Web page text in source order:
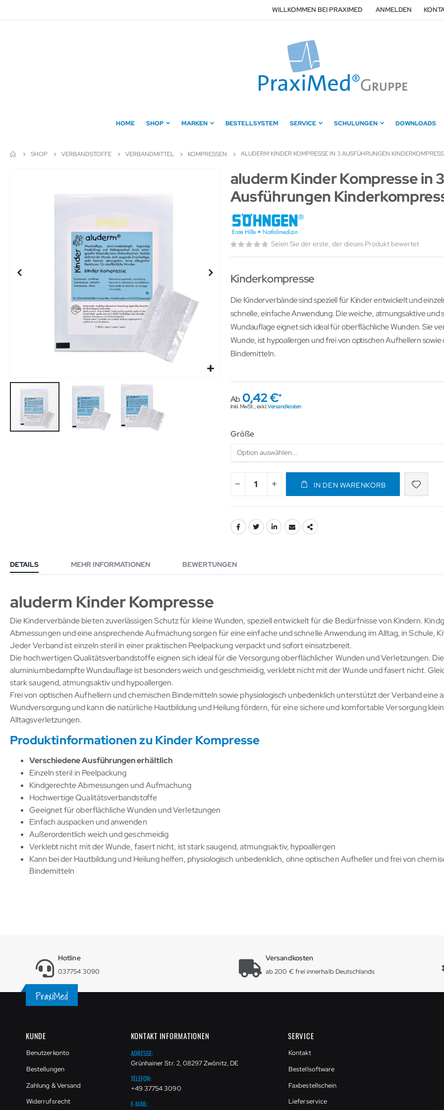
zum
WILLKOMMEN BEI PRAXIMED ANMELDEN
HOME SHOP MARKEN BESTELLSYSTEM SERVICE SCHULUNGEN DOWNLOADS
SHOP VERBANDSTOFFE VERBANDMITTEL KOMPRESSEN ALUDERM KINDER KOMPRESSE IN 3 AUSFÜHRUNGEN
Anfang
Bildergalerie
springen
aluderm Kinder Kompresse in 3
Ausführungen
Seien Sie der erste, der dieses Produkt bewertet
Kinderkompresse
Die Kinderverbände sind speziell für Kinder entwickelt und
schnelle, einfache Anwendung. Die weiche, atmungsaktive und
Wundauflage eignet sich ideal für oberflächliche Wunden. Sie
Wunde, ist hypoallergen und frei von optischen Aufhellern
Bindemitteln.
Ab 0,42 €
Inkl. MwSt. exkl.Versandkosten
Größe
IN DEN WARENKORB
DETAILS
aluderm Kinder Kompresse
Die Kinderverbände bieten zuverlässigen Schutz für kleine Wunden, speziell entwickelt für die Bedürfnisse von Kindern.
Abmessungen und eine ansprechende Aufmachung sorgen für eine einfache und schnelle Anwendung im Alltag, in Schule,
Jeder Verband ist einzeln steril in einer praktischen Peelpackung verpackt und sofort einsatzbereit.
Die hochwertigen Qualitätsverbandstoffe eignen sich ideal für die Versorgung oberflächlicher Wunden und Verletzungen. Die
aluminiumbedampfte Wundauflage ist besonders weich und geschmeidig, verklebt nicht mit der Wunde und fasert nicht.
stark saugend, atmungsaktiv und hypoallergen.
Frei von optischen Aufhellern und chemischen Bindemitteln sowie physiologisch unbedenklich unterstützt der Verband eine
Wundversorgung und kann die natürliche Hautbildung und Heilung fördern, für eine sichere und komfortable Versorgung
Alltagsverletzungen.
Produktinformationen zu Kinder Kompresse
Verschiedene Ausführungen erhältlich
Einzeln steril in Peelpackung
Kindgerechte Abmessungen und Aufmachung
Hochwertige Qualitätsverbandstoffe
Geeignet für oberflächliche Wunden und Verletzungen
Einfach auspacken und anwenden
Außerordentlich weich und geschmeidig
Verklebt nicht mit der Wunde, fasert nicht, ist stark saugend, atmungsaktiv, hypoallergen
Kann bei der Hautbildung und Heilung helfen, physiologisch unbedenklich, ohne optischen Aufheller und frei von
Bindemitteln
MEHR INFORMATIONEN BEWERTUNGEN
Hotline
037754 3090
Versandkosten
ab 200 € frei innerhalb Deutschlands
KUNDE
Benutzerkonto
Bestellungen
Zahlung & Versand
Widerrufsrecht
KONTAKT INFORMATIONEN
ADRESSE:
Grünhainer Str. 2, 08297 Zwönitz, DE
TELEFON:
+49 37754 3090
E-MAIL:
SERVICE
Kontakt
Bestellsoftware
Faxbestellschein
Lieferservice